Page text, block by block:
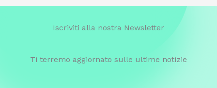
Iscriviti alla nostra Newsletter
Ti terremo aggiornato sulle ultime notizie